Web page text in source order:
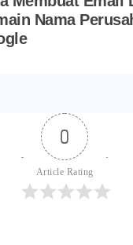
Nama
0
Article Rating